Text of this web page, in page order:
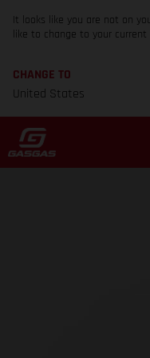
It looks like you are not on
like to change to your current
CHANGE TO
United States